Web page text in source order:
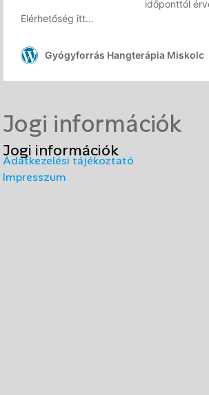
Jogi információk
Jogi információk
Adatkezelési tájékoztató
Impresszum